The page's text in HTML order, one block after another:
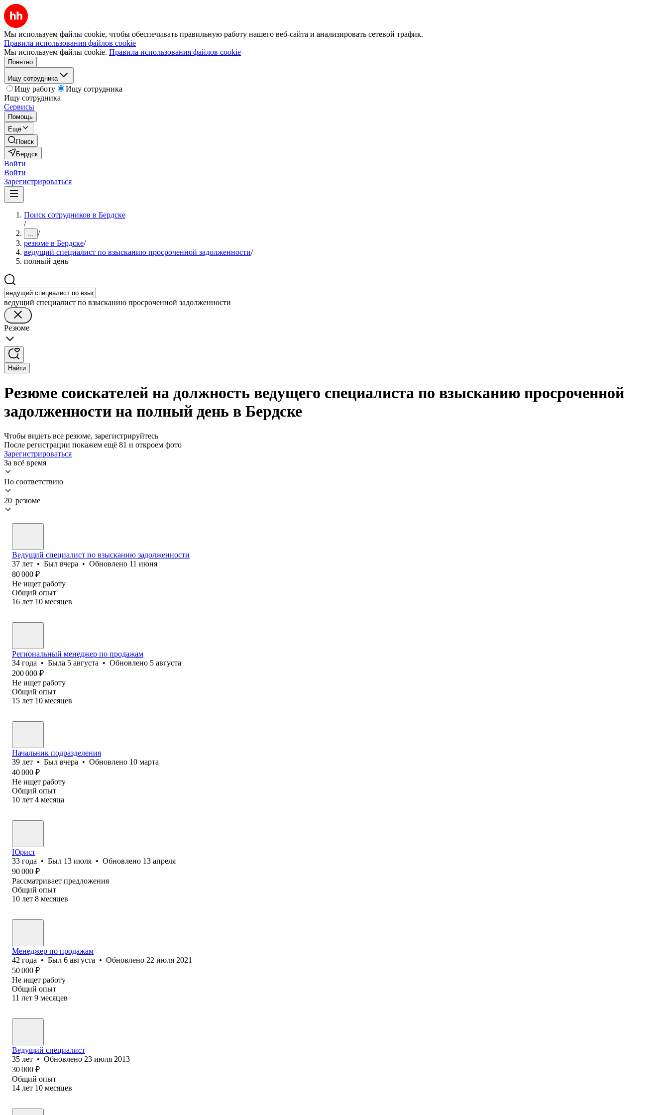
Мы используем файлы cookie, чтобы обеспечивать правильную работу нашего веб-сайта и анализировать сетевой трафик.
Правила использования файлов cookie
Мы используем файлы cookie. Правила использования файлов cookie
Понятно
Ищу сотрудника
Ищу работу
Ищу сотрудника
Ищу сотрудника
Сервисы
Помощь
Ещё
Поиск
Бердск
Войти
Войти
Зарегистрироваться
Поиск сотрудников в Бердске
/
... /
резюме в Бердске/
ведущий специалист по взысканию просроченной задолженности/
полный день
ведущий специалист по взысканию просроченной задолженности
Резюме
Найти
Резюме соискателей на должность ведущего специалиста по взысканию просроченной
задолженности на полный день в Бердске
Чтобы видеть все резюме, зарегистрируйтесь
После регистрации покажем ещё 81 и откроем фото
Зарегистрироваться
За всё время
По соответствию
20 резюме
Ведущий специалист по взысканию задолженности
37 лет • Был вчера • Обновлено 11 июня
80 000 ₽
Не ищет работу
Общий опыт
16 лет 10 месяцев
Региональный менеджер по продажам
34 года • Была 5 августа • Обновлено 5 августа
200 000 ₽
Не ищет работу
Общий опыт
15 лет 10 месяцев
Начальник подразделения
39 лет • Был вчера • Обновлено 10 марта
40 000 ₽
Не ищет работу
Общий опыт
10 лет 4 месяца
Юрист
33 года • Был 13 июля • Обновлено 13 апреля
90 000 ₽
Рассматривает предложения
Общий опыт
10 лет 8 месяцев
Менеджер по продажам
42 года • Был 6 августа • Обновлено 22 июля 2021
50 000 ₽
Не ищет работу
Общий опыт
11 лет 9 месяцев
Ведущий специалист
35 лет • Обновлено 23 июля 2013
30 000 ₽
Общий опыт
14 лет 10 месяцев